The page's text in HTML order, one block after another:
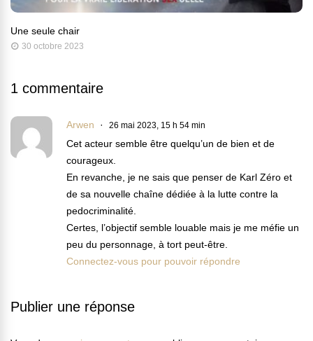
Une seule chair
30 octobre 2023
1 commentaire
Arwen 26 mai 2023, 15 h 54 min
Cet acteur semble être quelqu’un de bien et de
courageux.
En revanche, je ne sais que penser de Karl Zéro et
de sa nouvelle chaîne dédiée à la lutte contre la
pedocriminalité.
Certes, l’objectif semble louable mais je me méfie un
peu du personnage, à tort peut-être.
Connectez-vous pour pouvoir répondre
Publier une réponse